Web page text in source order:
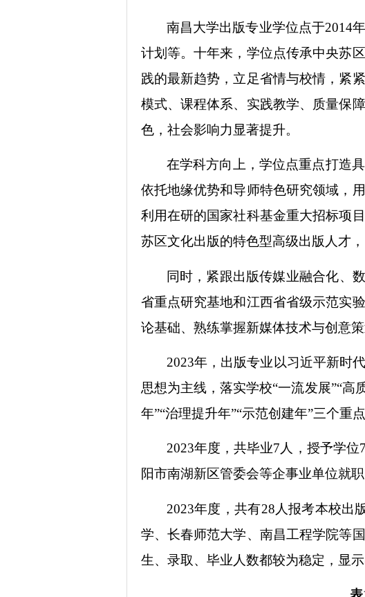
南昌大学出版专业学位点于2014
计划等。十年来，学位点传承中央苏
践的最新趋势，立足省情与校情，紧
模式、课程体系、实践教学、质量保
色，社会影响力显著提升。
在学科方向上，学位点重点打造
依托地缘优势和导师特色研究领域，
利用在研的国家社科基金重大招标项
苏区文化出版的特色型高级出版人才
同时，紧跟出版传媒业融合化、
省重点研究基地和江西省省级示范实
论基础、熟练掌握新媒体技术与创意
2023年，出版专业以习近平新时
思想为主线，落实学校“一流发展”“
年”“治理提升年”“示范创建年”三个重
2023年度，共毕业7人，授予学
阳市南湖新区管委会等企事业单位就
2023年度，共有28人报考本校出
学、长春师范大学、南昌工程学院等
生、录取、毕业人数都较为稳定，显